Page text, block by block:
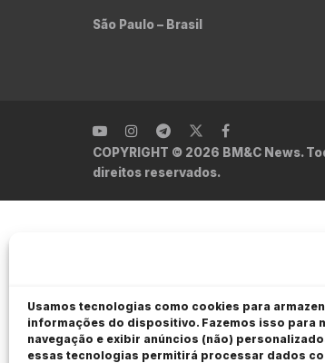
Usamos tecnologias como cookies para
informações do dispositivo. Fazemos isso para
navegação e exibir anúncios (não)
essas tecnologias permitirá processar dados
São Paulo – Brasil
COPYRIGHT © 2026 BM&C News.
direitos reservados.